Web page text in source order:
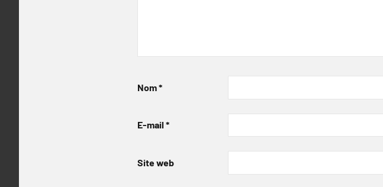
Nom*
E-mail *
Site web